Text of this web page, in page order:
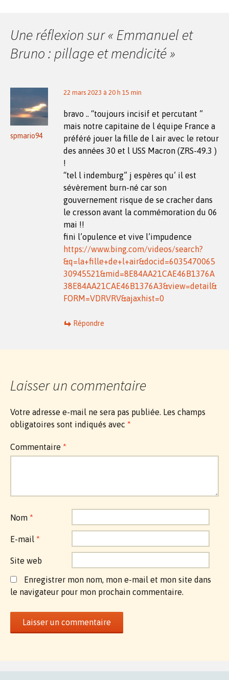
articles
Une réflexion sur « Emmanuel et
Bruno : pillage et mendicité»
spmario94
22 mars 2023 à 20 h 15 min
bravo .. “toujours incisif et percutant ”
mais notre capitaine de l équipe France a
préféré jouer la fille de l air avec le retour
des années 30 et l USS Macron (ZRS-49.3 )
!
“tel l indemburg” j espères qu’ il est
sévèrement burn-né car son
gouvernement risque de se cracher dans
le cresson avant la commémoration du 06
mai !!
fini l’opulence et vive l’impudence
https://www.bing.com/videos/search?
&q=la+fille+de+l+air&docid=6035470065
30945521&mid=8E84AA21CAE46B1376A
38E84AA21CAE46B1376A3&view=detail&
FORM=VDRVRV&ajaxhist=0
Répondre
Laisser un commentaire
Votre adresse e-mail ne sera pas publiée. Les champs
obligatoires sont indiqués avec *
Commentaire *
Nom *
E-mail *
Site web
Enregistrer mon nom, mon e-mail et mon site dans
le navigateur pour mon prochain commentaire.